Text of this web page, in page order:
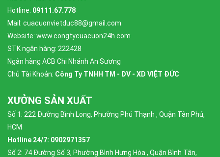
Hotline: 09111.67.778
Mail: cuacuonvietduc88@gmail.com
Website: www.congtycuacuon24h.com
STK ngân hàng: 222428
Ngân hàng ACB Chi Nhánh An Sương
Chủ Tài Khoản: Công Ty TNHH TM - DV - XD VIỆT ĐỨC
XƯỞNG SẢN XUẤT
Số 1: 222 Đường Bình Long, Phường Phú Thạnh , Quận Tân Phú,
HCM
Hotline 24/7: 0902971357
Số 2: 74 Đường Số 3, Phường Bình Hưng Hòa , Quận Bình Tân,